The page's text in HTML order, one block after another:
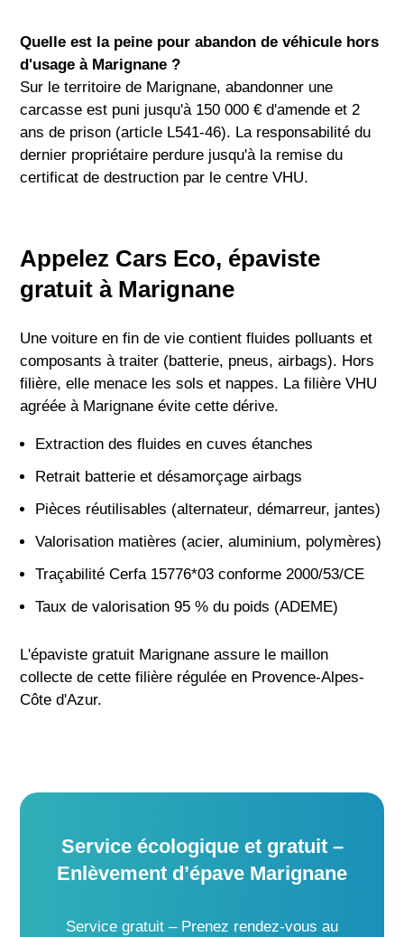
Quelle est la peine pour abandon de véhicule hors
d'usage à Marignane ?
Sur le territoire de Marignane, abandonner une
carcasse est puni jusqu'à 150 000 € d'amende et 2
ans de prison (article L541-46). La responsabilité du
dernier propriétaire perdure jusqu'à la remise du
certificat de destruction par le centre VHU.
Appelez Cars Eco, épaviste
gratuit à Marignane
Une voiture en fin de vie contient fluides polluants et
composants à traiter (batterie, pneus, airbags). Hors
filière, elle menace les sols et nappes. La filière VHU
agréée à Marignane évite cette dérive.
Extraction des fluides en cuves étanches
Retrait batterie et désamorçage airbags
Pièces réutilisables (alternateur, démarreur, jantes)
Valorisation matières (acier, aluminium, polymères)
Traçabilité Cerfa 15776*03 conforme 2000/53/CE
Taux de valorisation 95 % du poids (ADEME)
L'épaviste gratuit Marignane assure le maillon
collecte de cette filière régulée en Provence-Alpes-
Côte d'Azur.
Service écologique et gratuit –
Enlèvement d’épave Marignane
Service gratuit – Prenez rendez-vous au